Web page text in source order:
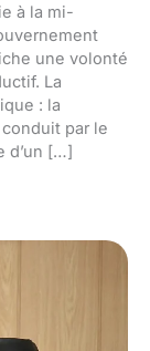
à la mi-
une volonté
La
: la
par le
d’un […]